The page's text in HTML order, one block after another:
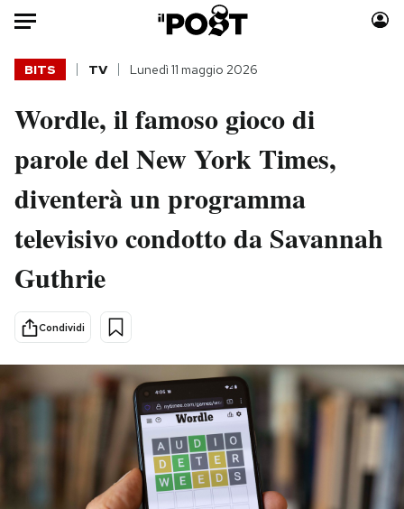
Auto
HOME
Italia
Politica
Tecnologia
Scienza
Economia
Moda
Consumismi
Storie/Idee
NEWSLETTER
BITS TV Lunedì 11 maggio 2026
Wordle, il famoso gioco di
parole del New York Times,
diventerà un programma
televisivo condotto da Savannah
Guthrie
Condividi